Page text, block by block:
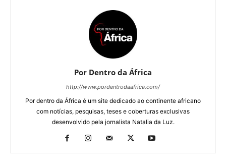
Por Dentro da África
http://www.pordentrodaafrica.com/
Por dentro da África é um site dedicado ao continente africano
com notícias, pesquisas, teses e coberturas exclusivas
desenvolvido pela jornalista Natalia da Luz.